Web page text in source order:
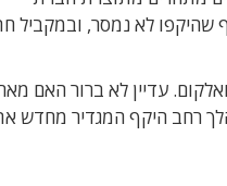
שהיקפו לא נמסר, ובמקביל
עדיין לא ברור האם
רחב היקף המגדיר מחדש